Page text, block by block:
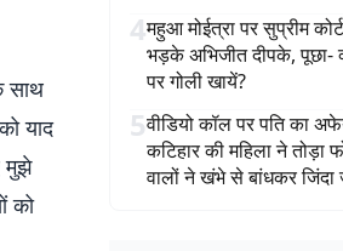
साथ
याद
मुझे
को
4महुआ मोईत्रा पर सुप्रीम
भड़के अभिजीत दीपके, पूछा-
पर गोली खायें?
5वीडियो कॉल पर पति का
कटिहार की महिला ने तोड़ा
वालों ने खंभे से बांधकर जिंदा